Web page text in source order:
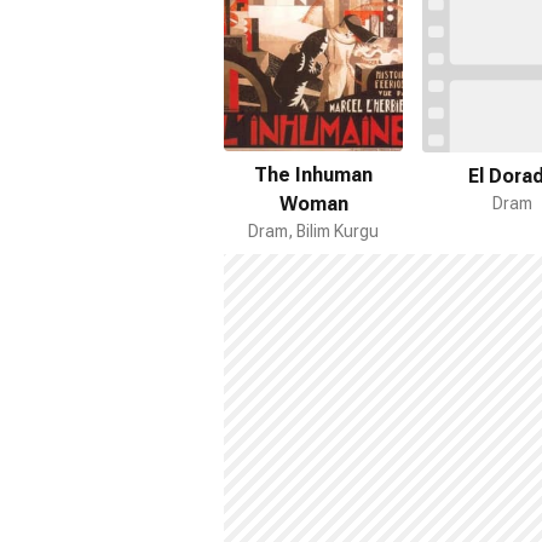
The Inhuman
Woman
Dram, Bilim Kurgu
El
Dram